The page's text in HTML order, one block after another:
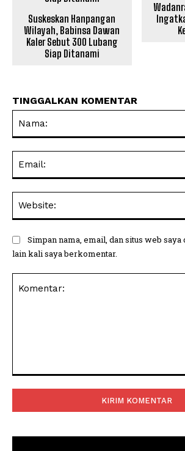
Suskeskan Hanpangan
Wilayah, Babinsa Dawan
Kaler Sebut 300 Lubang
Siap Ditanami
TINGGALKAN KOMENTAR
Simpan nama, email, dan situs web
lain kali saya berkomentar.